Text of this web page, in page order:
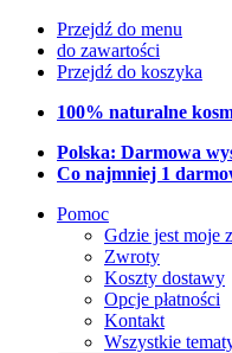
Przejdź do menu
do zawartości
Przejdź do koszyka
100% naturalne
Polska: Darmowa
Co najmniej 1
Pomoc
Gdzie jest moje
Zwroty
Koszty dostawy
Opcje płatności
Kontakt
Wszystkie